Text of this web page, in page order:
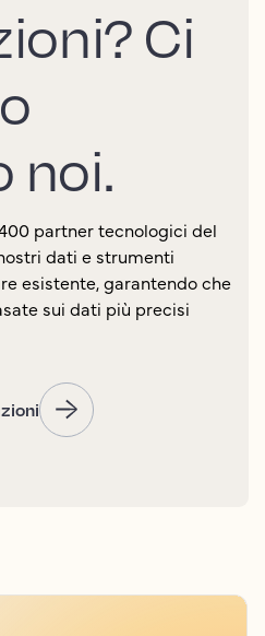
Ci
noi.
partner tecnologici del
dati e strumenti
esistente, garantendo che
sui dati più precisi